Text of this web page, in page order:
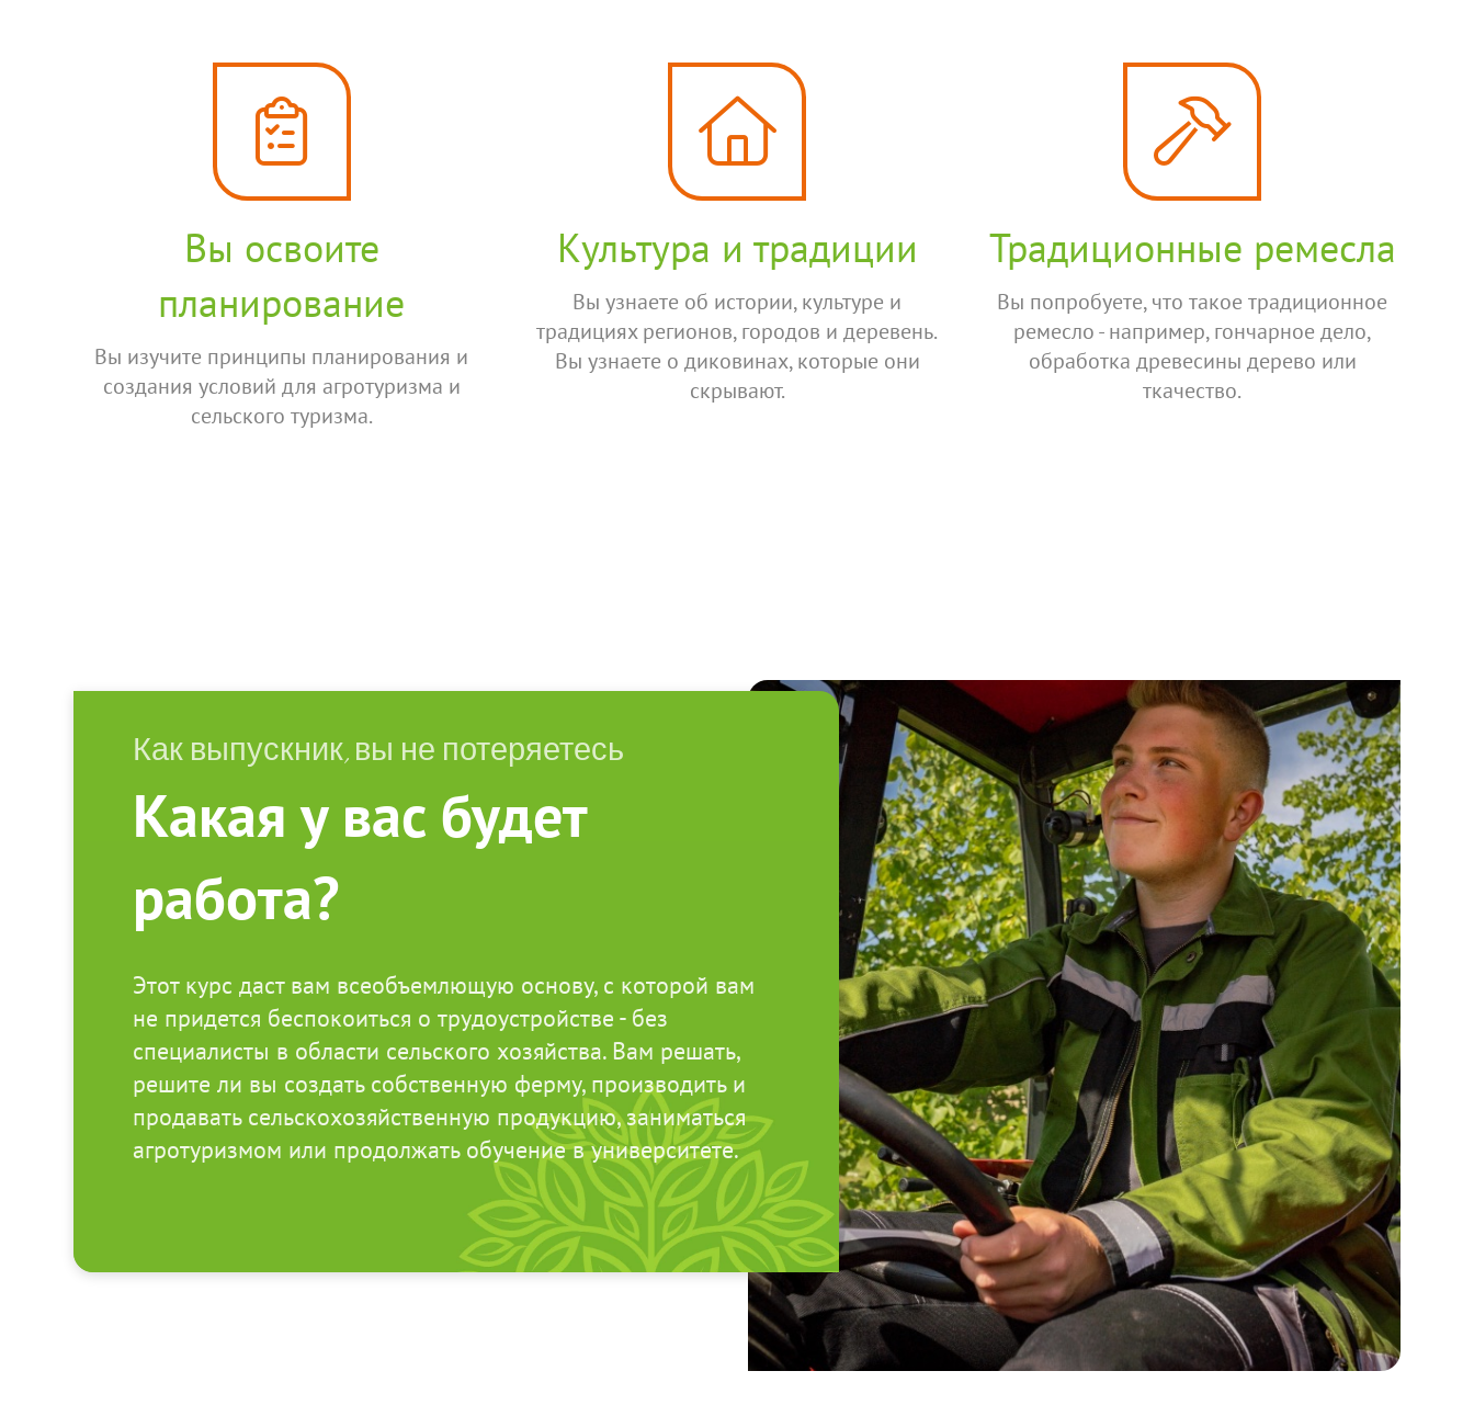
Вы освоите
планирование
Вы изучите принципы планирования и
создания условий для агротуризма и
сельского туризма.
Культура и традиции
Вы узнаете об истории, культуре и
традициях регионов, городов и деревень.
Вы узнаете о диковинах, которые они
скрывают.
Традиционные ремесла
Вы попробуете, что такое традиционное
ремесло - например, гончарное дело,
обработка древесины дерево или
ткачество.
Как выпускник, вы не потеряетесь
Какая у вас будет
работа?
Этот курс даст вам всеобъемлющую основу, с которой вам
не придется беспокоиться о трудоустройстве - без
специалисты в области сельского хозяйства. Вам решать,
решите ли вы создать собственную ферму, производить и
продавать сельскохозяйственную продукцию, заниматься
агротуризмом или продолжать обучение в университете.